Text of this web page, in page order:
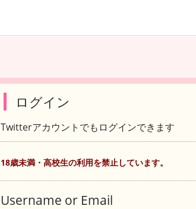
ログイン
Twitterアカウントでもログインできます
18歳未満・高校生の利用を禁止しています。
Username or Email